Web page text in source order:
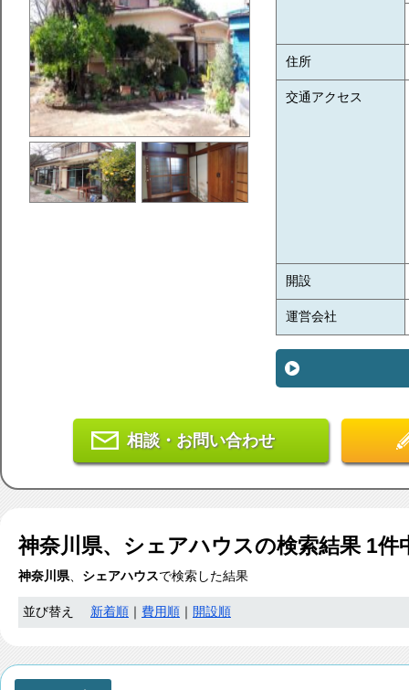
住所
交通アクセス
開設
運営会社
相談・お問い合わせ
神奈川県、シェアハウスの検索結果 1件
神奈川県、 シェアハウスで検索した結果
並び替え 新着順 費用順 開設順